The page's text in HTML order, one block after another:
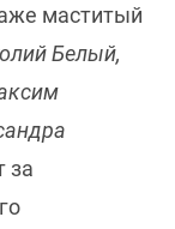
маститый
Белый,
за